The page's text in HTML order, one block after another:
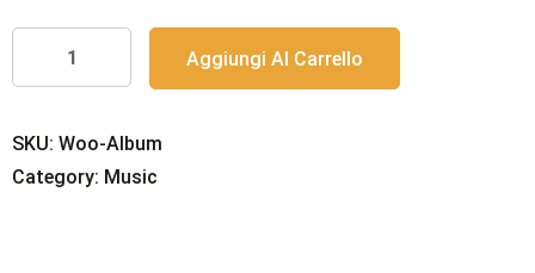
quantità
Aggiungi Al Carrello
SKU: Woo-Album
Category: Music